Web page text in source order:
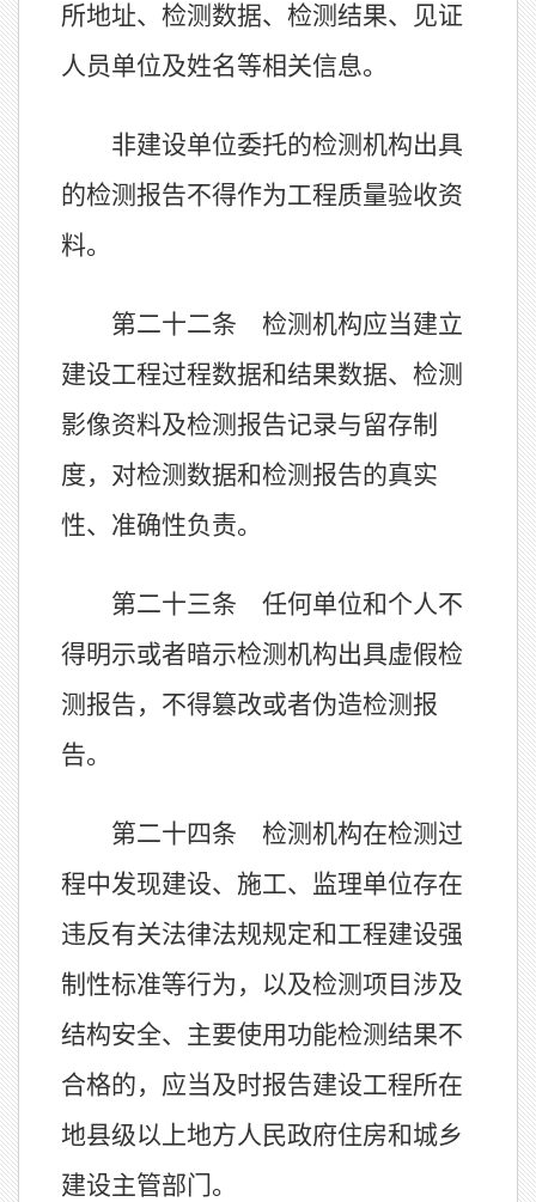
所地址、检测数据、检测结果、见证
人员单位及姓名等相关信息。
非建设单位委托的检测机构出具
的检测报告不得作为工程质量验收资
料。
第二十二条 检测机构应当建立
建设工程过程数据和结果数据、检测
影像资料及检测报告记录与留存制
度，对检测数据和检测报告的真实
性、准确性负责。
第二十三条 任何单位和个人不
得明示或者暗示检测机构出具虚假检
测报告，不得篡改或者伪造检测报
告。
第二十四条 检测机构在检测过
程中发现建设、施工、监理单位存在
违反有关法律法规规定和工程建设强
制性标准等行为，以及检测项目涉及
结构安全、主要使用功能检测结果不
合格的，应当及时报告建设工程所在
地县级以上地方人民政府住房和城乡
建设主管部门。